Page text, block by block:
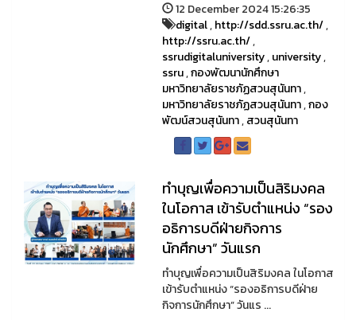
12 December 2024 15:26:35
digital,http://sdd.ssru.ac.th/,
http://ssru.ac.th/,
ssrudigitaluniversity,university,
ssru,กองพัฒนานักศึกษา
มหาวิทยาลัยราชภัฏสวนสุนันทา,
มหาวิทยาลัยราชภัฏสวนสุนันทา,กอง
พัฒน์สวนสุนันทา,สวนสุนันทา
ทำบุญเพื่อความเป็นสิริมงคล
ในโอกาส เข้ารับตำแหน่ง “รอง
อธิการบดีฝ่ายกิจการ
นักศึกษา” วันแรก
ทำบุญเพื่อความเป็นสิริมงคล ในโอกาส
เข้ารับตำแหน่ง “รองอธิการบดีฝ่าย
กิจการนักศึกษา” วันแร ...